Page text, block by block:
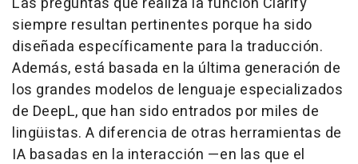
siempre resultan pertinentes porque ha sido
diseñada específicamente para la traducción.
Además, está basada en la última generación de
los grandes modelos de lenguaje especializados
de DeepL, que han sido entrados por miles de
lingüistas. A diferencia de otras herramientas de
IA basadas en la interacción —en las que el